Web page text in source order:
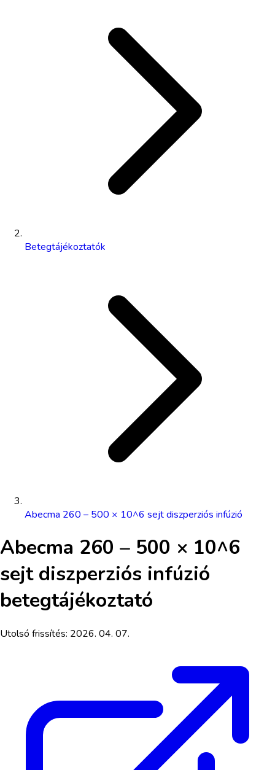
Betegtájékoztatók
Abecma 260 – 500 × 10^6 sejt diszperziós infúzió
Abecma 260 – 500 × 10^6
sejt diszperziós infúzió
betegtájékoztató
Utolsó frissítés: 2026. 04. 07.